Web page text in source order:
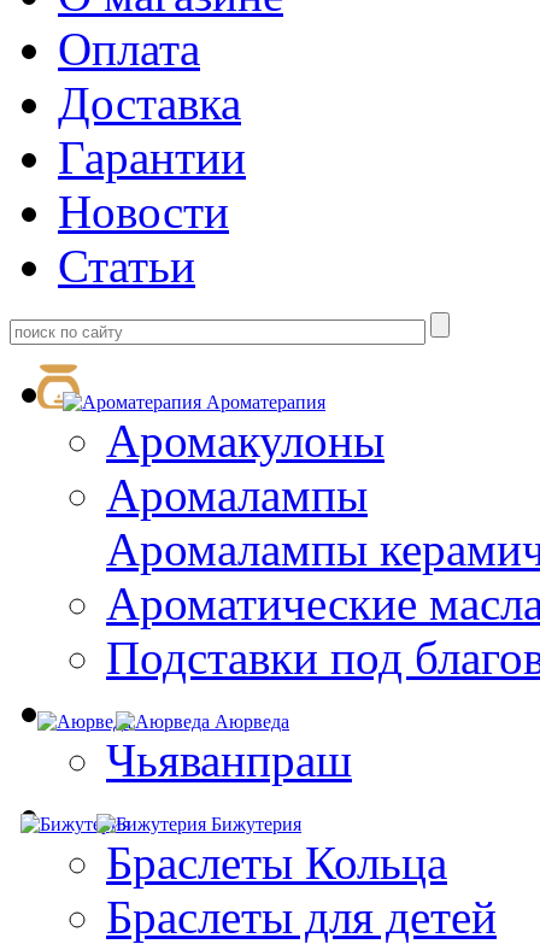
Оплата
Доставка
Гарантии
Новости
Статьи
Ароматерапия
Аромакулоны
Аромалампы
Aромалампы
Ароматические
Подставки под
Аюрведа
Чьяванпраш
Бижутерия
Браслеты Кольца
Браслеты для детей